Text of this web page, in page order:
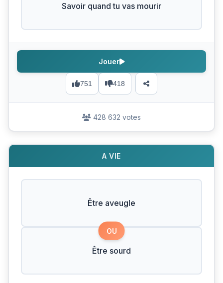
Savoir quand tu vas mourir
751 418
Jouer
428 632 votes
A VIE
Être aveugle
OU
Être sourd